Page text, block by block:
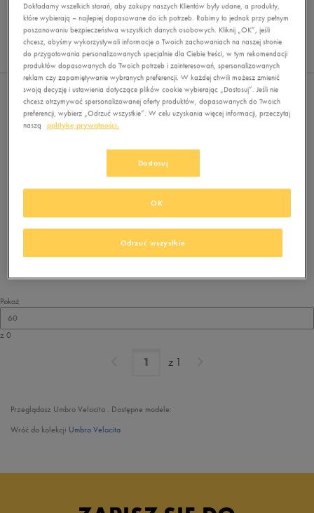
Sortuj:
REKOMENDOWANE
FILTRUJ
Pokaż
60
z 0
Nie wybrano filtrów
Brak produktów do wyświetlenia
Zmień kryteria wyszukiwania lub
usuń wybrane filtry
Pokaż
60
z 0
z 1
Przeglądasz Umbro Velocita . Dostępne modele:
Wróć do kolekcji Umbro Velocita
Dokładamy wszelkich starań, aby zakupy naszych Klientów były udane, a produkty,
które wybierają – najlepiej dopasowane do ich potrzeb. Robimy to jednak przy pełnym
poszanowaniu bezpieczeństwa wszystkich danych osobowych. Kliknij „OK”, jeśli
chcesz, abyśmy wykorzystywali informacje o Twoich zachowaniach na naszej stronie
do przygotowania personalizowanych specjalnie dla Ciebie treści, w tym rekomendacji
produktów dopasowanych do Twoich potrzeb i zainteresowań, spersonalizowanych
reklam czy zapamiętywanie wybranych preferencji. W każdej chwili możesz zmienić
swoją decyzję i ustawienia dotyczące plików cookie wybierając „Dostosuj”. Jeśli nie
chcesz otrzymywać spersonalizowanej oferty produktów, dopasowanych do Twoich
preferencji, wybierz „Odrzuć wszystkie”. W celu uzyskania więcej informacji, przeczytaj
naszą
politykę prywatności.
Dostosuj
Odrzuć wszystkie
OK